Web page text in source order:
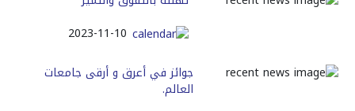
2023-11-10
جوائز في أعرق و أرقى جامعات
العالم.